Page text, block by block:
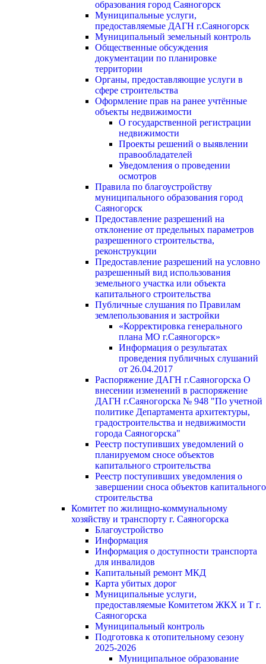
образования город Саяногорск
Муниципальные услуги,
предоставляемые ДАГН г.Саяногорск
Муниципальный земельный контроль
Общественные обсуждения
документации по планировке
территории
Органы, предоставляющие услуги в
сфере строительства
Оформление прав на ранее учтённые
объекты недвижимости
О государственной регистрации
недвижимости
Проекты решений о выявлении
правообладателей
Уведомления о проведении
осмотров
Правила по благоустройству
муниципального образования город
Саяногорск
Предоставление разрешений на
отклонение от предельных параметров
разрешенного строительства,
реконструкции
Предоставление разрешений на условно
разрешенный вид использования
земельного участка или объекта
капитального строительства
Публичные слушания по Правилам
землепользования и застройки
«Корректировка генерального
плана МО г.Саяногорск»
Информация о результатах
проведения публичных слушаний
от 26.04.2017
Распоряжение ДАГН г.Саяногорска О
внесении изменений в распоряжение
ДАГН г.Саяногорска № 948 "По учетной
политике Департамента архитектуры,
градостроительства и недвижимости
города Саяногорска"
Реестр поступивших уведомлений о
планируемом сносе объектов
капитального строительства
Реестр поступивших уведомления о
завершении сноса объектов капитального
строительства
Комитет по жилищно-коммунальному
хозяйству и транспорту г. Саяногорска
Благоустройство
Информация
Информация о доступности транспорта
для инвалидов
Капитальный ремонт МКД
Карта убитых дорог
Муниципальные услуги,
предоставляемые Комитетом ЖКХ и Т г.
Саяногорска
Муниципальный контроль
Подготовка к отопительному сезону
2025-2026
Муниципальное образование